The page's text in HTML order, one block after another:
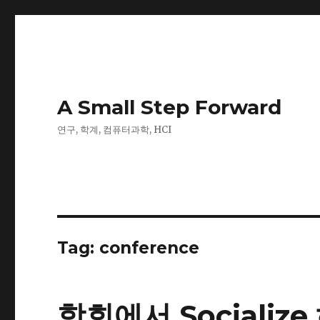
A Small Step Forward
연구, 학계, 컴퓨터과학, HCI
Tag: conference